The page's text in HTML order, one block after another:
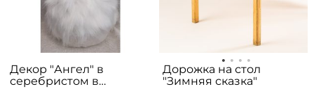
Декор "Ангел" в
серебристом в
Дорожка на стол
"Зимняя сказка"